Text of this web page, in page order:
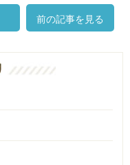
前の記事を見る